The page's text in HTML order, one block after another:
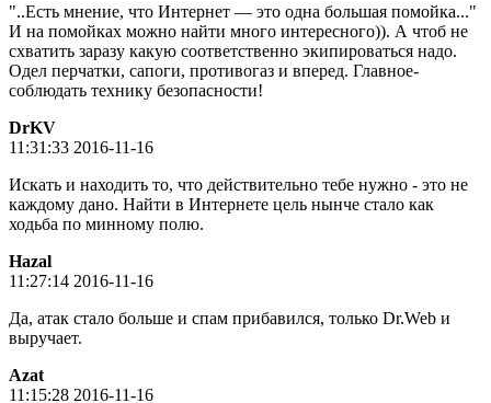
"..Есть мнение, что Интернет — это одна большая помойка..."
И на помойках можно найти много интересного)). А чтоб не
схватить заразу какую соответственно экипироваться надо.
Одел перчатки, сапоги, противогаз и вперед. Главное-
соблюдать технику безопасности!
DrKV
11:31:33 2016-11-16
Искать и находить то, что действительно тебе нужно - это не
каждому дано. Найти в Интернете цель нынче стало как
ходьба по минному полю.
Hazal
11:27:14 2016-11-16
Да, атак стало больше и спам прибавился, только Dr.Web и
выручает.
Azat
11:15:28 2016-11-16